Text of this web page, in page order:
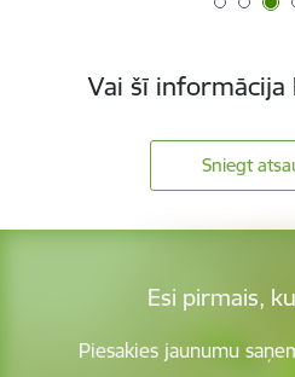
Vai šī informācija
Sniegt
Esi pirmais,
Piesakies jaunumu